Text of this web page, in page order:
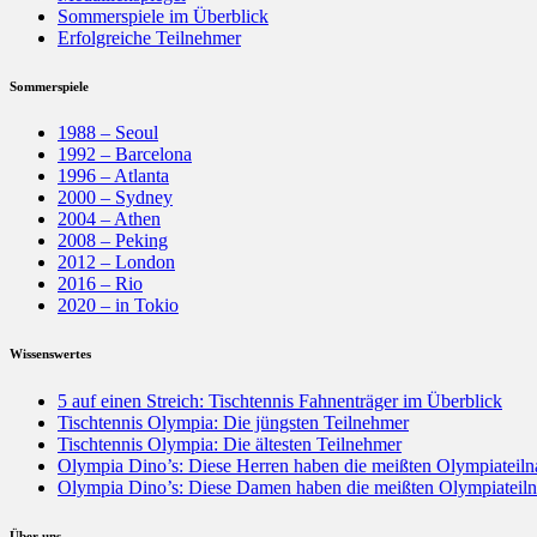
Sommerspiele im Überblick
Erfolgreiche Teilnehmer
Sommerspiele
1988 – Seoul
1992 – Barcelona
1996 – Atlanta
2000 – Sydney
2004 – Athen
2008 – Peking
2012 – London
2016 – Rio
2020 – in Tokio
Wissenswertes
5 auf einen Streich: Tischtennis Fahnenträger im Überblick
Tischtennis Olympia: Die jüngsten Teilnehmer
Tischtennis Olympia: Die ältesten Teilnehmer
Olympia Dino’s: Diese Herren haben die meißten
Olympia Dino’s: Diese Damen haben die meißten